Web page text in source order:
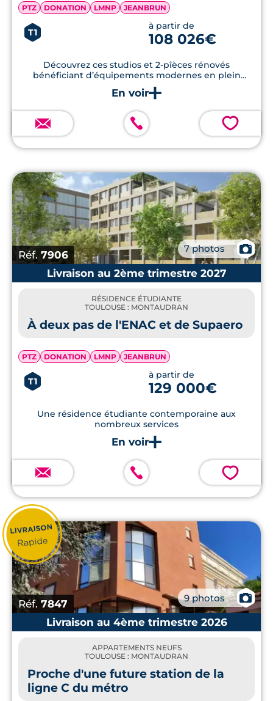
PTZ DONATION LMNP JEANBRUN
T1
à partir de
108 026€
Découvrez ces studios et 2-pîèces rénovés
bénéficiant d’équipements modernes en plein
centre-ville de Toulouse.
💗
Réf. 7906 7 photos
📷
Livraison au 2ème trimestre 2027
RÉSIDENCE ÉTUDIANTE
TOULOUSE : MONTAUDRAN
À deux pas de l'ENAC et de Supaero
PTZ DONATION LMNP JEANBRUN
T1
à partir de
129 000€
Une résidence étudiante contemporaine aux
nombreux services
💗
Réf. 7847 9 photos
📷
Livraison au 4ème trimestre 2026
APPARTEMENTS NEUFS
TOULOUSE : MONTAUDRAN
Proche d'une future station de la
ligne C du métro